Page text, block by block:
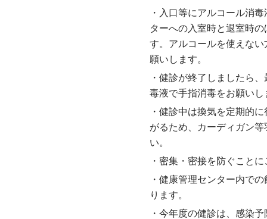
・入口等にアルコール消
ターへの入室時と退室時
す。アルコールを使えな
願いします。
・健診が終了しましたら
毒液で手指消毒をお願いし
・健診中は換気を定期的
がるため、カーディガン
い。
・密集・密接を防ぐこと
・健康管理センター内で
ります。
・今年度の健診は、感染